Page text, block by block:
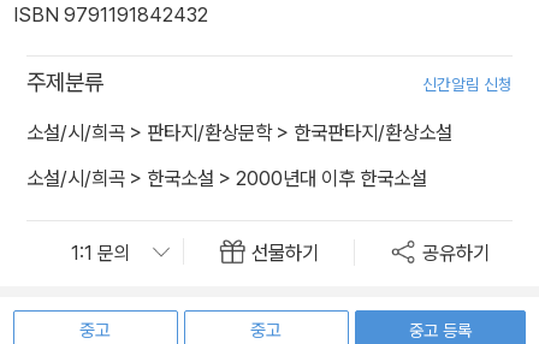
ISBN 9791191842432
주제분류 신간알림 신청
소설/시/희곡 > 판타지/환상문학> 한국판타지/환상소설
소설/시/희곡 > 한국소설 > 2000년대 이후 한국소설
선물하기 공유하기
중고
중고
중고 등록